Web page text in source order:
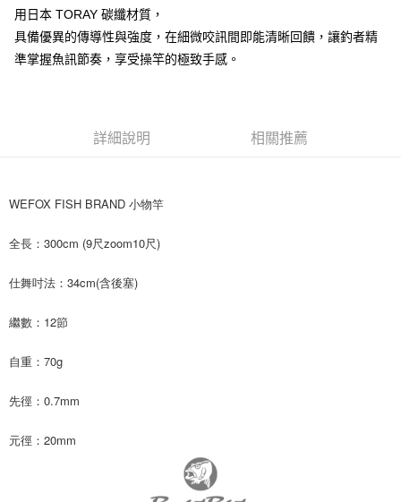
「AFTEE先享後付」，若未經同意申辦者引起之損失，本公司不負相關責
任。
４．使用「AFTEE先享後付」時，將依據個別帳號之用戶狀況，依本公司即
時審查核予不同之上限額度；若仍有額度不足之情形，本公司將視審查結果
用日本 TORAY 碳纖材質，
具備優異的傳導性與強度，在細微咬訊間即能清晰回饋，讓釣者精
準掌握魚訊節奏，享受操竿的極致手感。
詳細說明 相關推薦
WEFOX FISH BRAND 小物竿
全長：300cm (9尺zoom10尺)
仕舞吋法：34cm(含後塞)
繼數：12節
自重：70g
先徑：0.7mm
元徑：20mm